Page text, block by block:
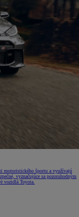
motoristického športu a využívajú
vyznačujúce sa pozoruhodným
vozidlá Toyota.